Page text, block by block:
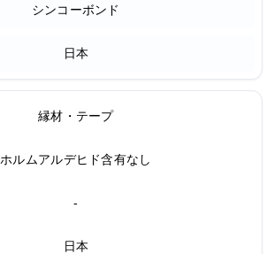
シンコーボンド
日本
縁材・テープ
ホルムアルデヒド含有なし
-
日本